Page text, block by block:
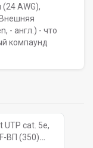
AWG),
- англ.) - что
компаунд
UTP cat. 5e,
ВП (350)